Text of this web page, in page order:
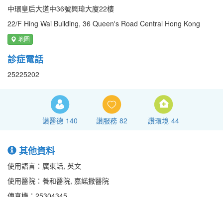
中環皇后大道中36號興瑋大廈22樓
22/F Hing Wai Building, 36 Queen's Road Central Hong Kong
地圖
診症電話
25225202
讚醫德 140 讚服務 82 讚環境 44
其他資料
使用語言：廣東話, 英文
使用醫院：養和醫院, 嘉諾撒醫院